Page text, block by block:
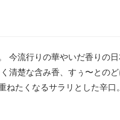
今流行りの華やいだ香りの
清楚な含み香、すぅ〜との
たくなるサラリとした辛口